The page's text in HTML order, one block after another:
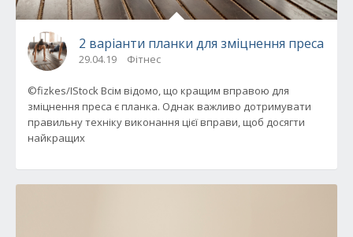
2 варіанти планки для зміцнення преса
29.04.19 Фітнес
©fizkes/IStock Всім відомо, що кращим вправою для
зміцнення преса є планка. Однак важливо дотримувати
правильну техніку виконання цієї вправи, щоб досягти
найкращих